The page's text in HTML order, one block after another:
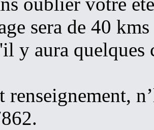
sera de 40
y aura quelques
renseignement,